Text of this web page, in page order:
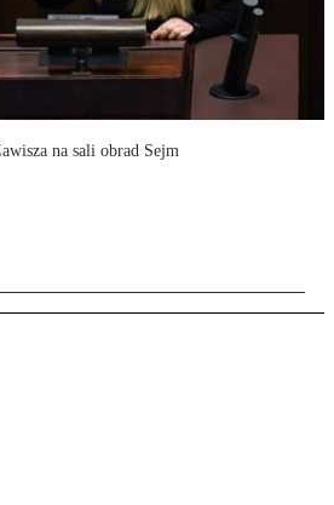
na sali obrad Sejm